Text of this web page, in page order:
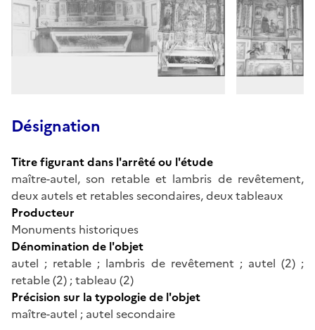
Désignation
Titre figurant dans l'arrêté ou l'étude
maître-autel, son retable et lambris de revêtement,
deux autels et retables secondaires, deux tableaux
Producteur
Monuments historiques
Dénomination de l'objet
autel ; retable ; lambris de revêtement ; autel (2) ;
retable (2) ; tableau (2)
Précision sur la typologie de l'objet
maître-autel ; autel secondaire